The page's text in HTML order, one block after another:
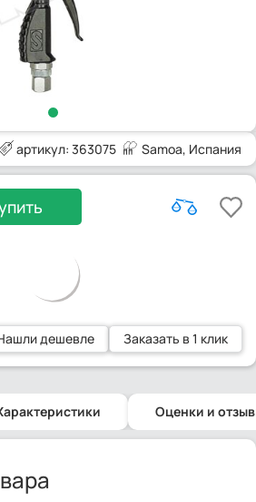
артикул: 363075 Samoa, Испания
дешевле Заказать в 1 клик
Оценки и